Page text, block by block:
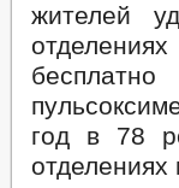
жителей
год в 78
отделениях